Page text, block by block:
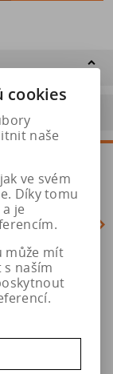
cookies
naše
ve svém
Díky tomu
je
může mít
s naším